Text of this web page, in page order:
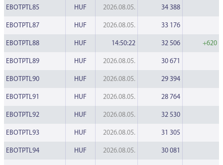
EBOTPTL85 HUF 2026.08.05. 34 388
EBOTPTL87 HUF 2026.08.05. 33 176
EBOTPTL88 HUF 14:50:22 32 506 +620
EBOTPTL89 HUF 2026.08.05. 30 671
EBOTPTL90 HUF 2026.08.05. 29 394
EBOTPTL91 HUF 2026.08.05. 28 764
EBOTPTL92 HUF 2026.08.05. 32 530
EBOTPTL93 HUF 2026.08.05. 31 305
EBOTPTL94 HUF 2026.08.05. 30 081